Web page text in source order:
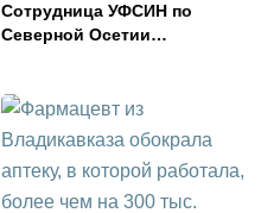
Сотрудница УФСИН по
Северной Осетии
смыслов»